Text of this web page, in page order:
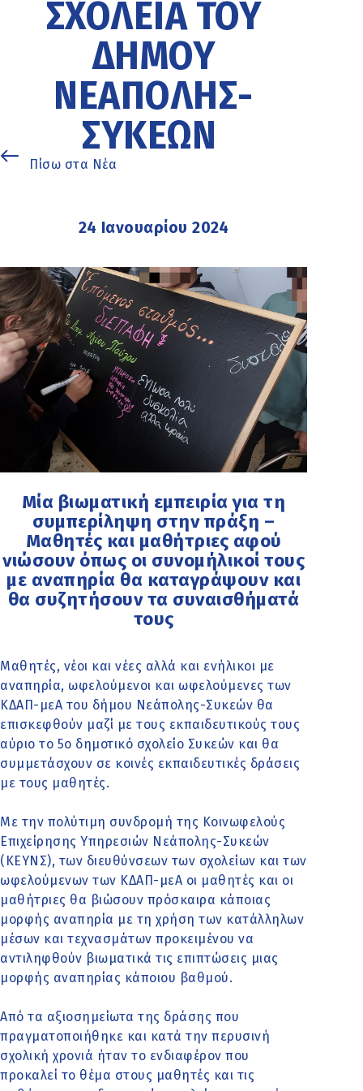
ΣΧΟΛΕΊΑ ΤΟΥ
ΔΉΜΟΥ
ΝΕΆΠΟΛΗΣ-
ΣΥΚΕΏΝ
Πίσω στα Νέα
24 Ιανουαρίου 2024
Μία βιωματική εμπειρία για τη
συμπερίληψη στην πράξη –
Μαθητές και μαθήτριες αφού
νιώσουν όπως οι συνομήλικοί τους
με αναπηρία θα καταγράψουν και
θα συζητήσουν τα συναισθήματά
τους
Μαθητές, νέοι και νέες αλλά και ενήλικοι με
αναπηρία, ωφελούμενοι και ωφελούμενες των
ΚΔΑΠ-μεΑ του δήμου Νεάπολης-Συκεών θα
επισκεφθούν μαζί με τους εκπαιδευτικούς τους
αύριο το 5ο δημοτικό σχολείο Συκεών και θα
συμμετάσχουν σε κοινές εκπαιδευτικές δράσεις
με τους μαθητές.
Με την πολύτιμη συνδρομή της Κοινωφελούς
Επιχείρησης Υπηρεσιών Νεάπολης-Συκεών
(ΚΕΥΝΣ), των διευθύνσεων των σχολείων και των
ωφελούμενων των ΚΔΑΠ-μεΑ οι μαθητές και οι
μαθήτριες θα βιώσουν πρόσκαιρα κάποιας
μορφής αναπηρία με τη χρήση των κατάλληλων
μέσων και τεχνασμάτων προκειμένου να
αντιληφθούν βιωματικά τις επιπτώσεις μιας
μορφής αναπηρίας κάποιου βαθμού.
Από τα αξιοσημείωτα της δράσης που
πραγματοποιήθηκε και κατά την περυσινή
σχολική χρονιά ήταν το ενδιαφέρον που
προκαλεί το θέμα στους μαθητές και τις